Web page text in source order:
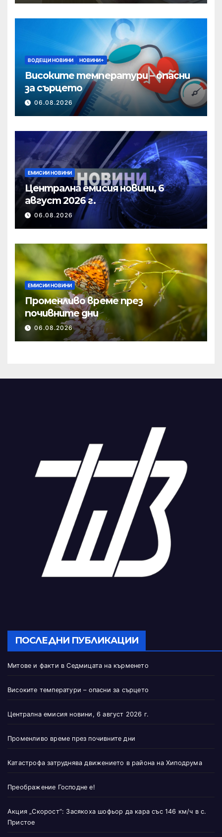
ВОДЕЩИ НОВИНИ НОВИНИ+
Високите температури – опасни
за сърцето
06.08.2026
ЕМИСИИ НОВИНИ
Централна емисия новини, 6
август 2026 г.
06.08.2026
ЕМИСИИ НОВИНИ
Променливо време през
почивните дни
06.08.2026
ПОСЛЕДНИ ПУБЛИКАЦИИ
Митове и факти в Седмицата на кърменето
Високите температури – опасни за сърцето
Централна емисия новини, 6 август 2026 г.
Променливо време през почивните дни
Катастрофа затруднява движението в района на Хиподрума
Преображение Господне е!
Акция „Скорост“: Засякоха шофьор да кара със 146 км/ч в с.
Пристое